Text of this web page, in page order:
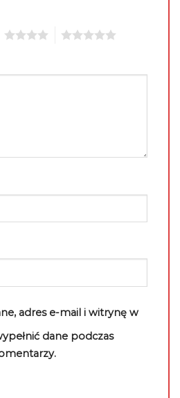
adres e-mail i witrynę w
dane podczas